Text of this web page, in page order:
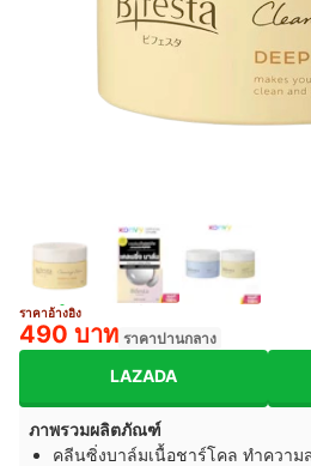
ราคาอ้างอิง
490 บาท ราคาปานกลาง
LAZADA
ภาพรวมผลิตภัณฑ์
คลีนซิ่งบาล์มเนื้อชาร์โคล ทำความ